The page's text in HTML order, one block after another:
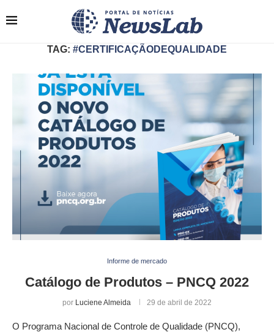
TAG: #CERTIFICAÇÃODEQUALIDADE
Informe de mercado
Catálogo de Produtos – PNCQ 2022
por Luciene Almeida 29 de abril de 2022
O Programa Nacional de Controle de Qualidade (PNCQ),